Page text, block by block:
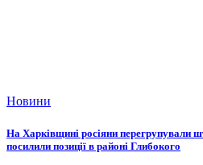
Новини
На Харківщині росіяни перегрупували
посилили позиції в районі Глибокого